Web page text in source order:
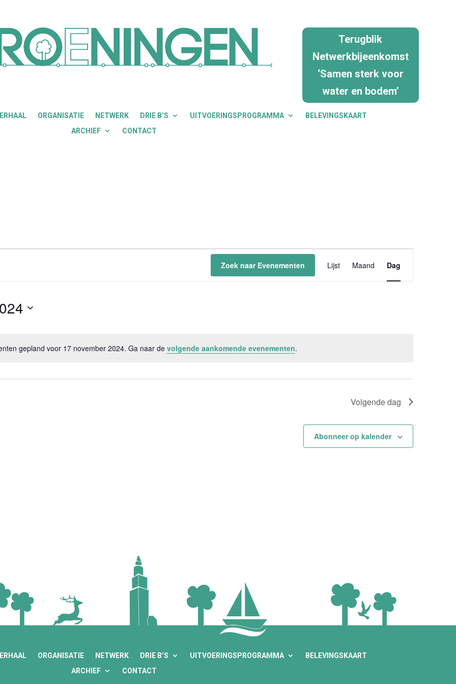
Terugblik
Netwerkbijeenkomst
‘Samen sterk voor
water en bodem’
ORGANISATIE NETWERK DRIE B’S UITVOERINGSPROGRAMMA
BELEVINGSKAART
ARCHIEF
CONTACT
Bericht
gepland voor 17 november 2024. Ga naar de volgende aankomende evenementen.
Zoek naar Evenementen
weergaven
Lijst Maand Dag
Volgende dag
Abonneer op kalender
ORGANISATIE NETWERK DRIE B’S UITVOERINGSPROGRAMMA
BELEVINGSKAART
ARCHIEF
CONTACT